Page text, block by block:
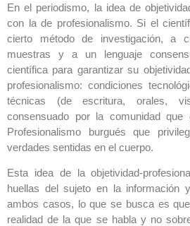
En el periodismo, la idea de
con la de profesionalismo. Si el
cierto método de investigación, a
muestras y a un lenguaje
científica para garantizar su
profesionalismo: condiciones
técnicas (de escritura, orales,
consensuado por la comunidad que
Profesionalismo burgués que
verdades sentidas en el cuerpo.
Esta idea de la objetividad-
huellas del sujeto en la información
ambos casos, lo que se busca es
realidad de la que se habla y no